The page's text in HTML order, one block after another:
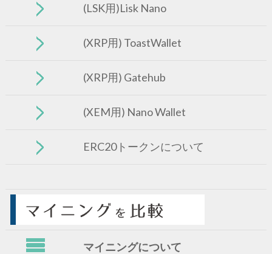
(LSK用)Lisk Nano
(XRP用) ToastWallet
(XRP用) Gatehub
(XEM用) Nano Wallet
ERC20トークンについて
マイニングについて